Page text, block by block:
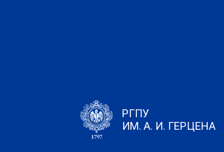
РГПУ
ИМ. А. И. ГЕРЦЕНА